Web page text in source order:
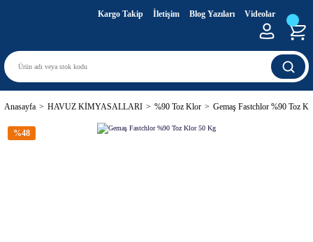
Kargo Takip İletişim Blog Yazıları Videolar
Anasayfa HAVUZ KİMYASALLARI %90 Toz Klor Gemaş Fastchlor %90 Toz
%48